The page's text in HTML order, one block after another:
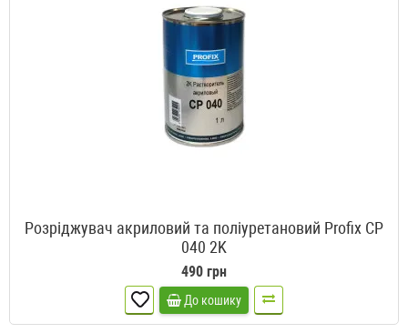
Розріджувач акриловий та поліуретановий Profix CP
040 2K
490 грн
До кошику